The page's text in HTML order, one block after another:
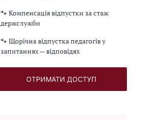
🐾 Компенсація відпустки за стаж
держслужби
🐾 Щорічна відпустка педагогів у
запитаннях — відповідях
ОТРИМАТИ ДОСТУП